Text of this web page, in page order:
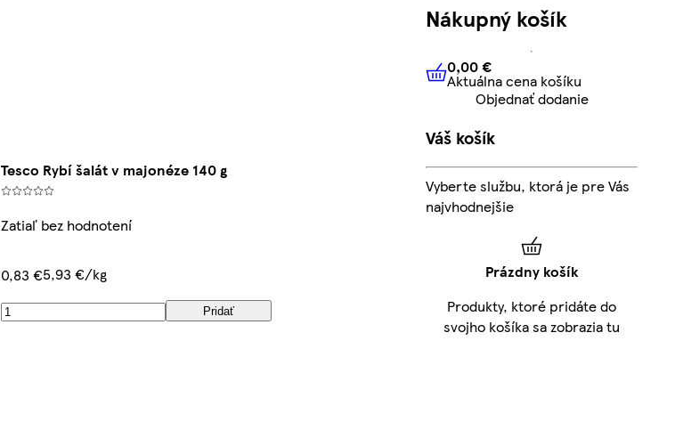
Tesco Rybí šalát v majonéze 140 g
Zatiaľ bez hodnotení
0,83 €5,93 €/kg
Pridať
Nákupný košík
0,00 € Aktuálna cena košíku
0,00 €
Aktuálna cena košíku
Objednať dodanie
Váš košík
Vyberte službu, ktorá je pre Vás
najvhodnejšie
Prázdny košík
Produkty, ktoré pridáte do
svojho košíka sa zobrazia tu